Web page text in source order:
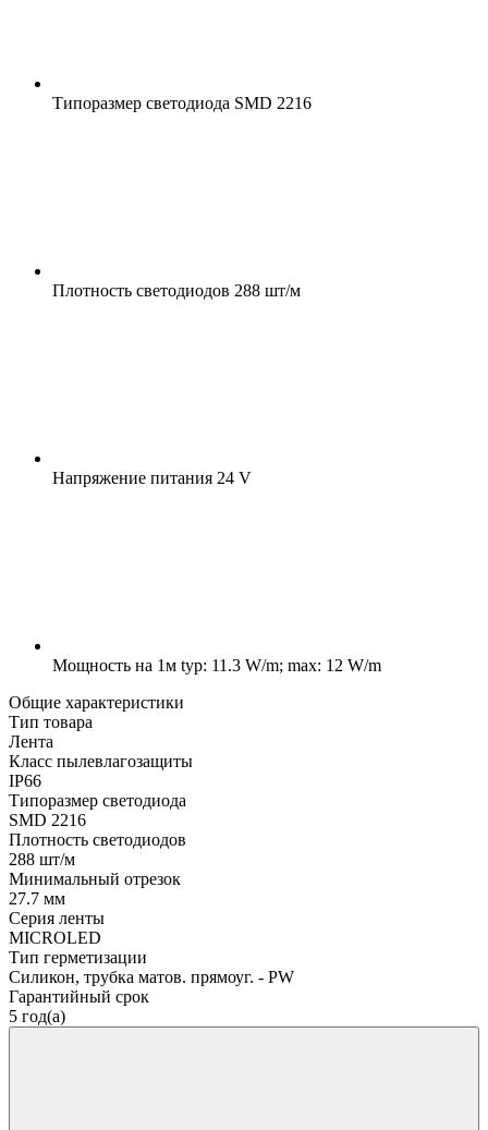
Типоразмер светодиода SMD 2216
Плотность светодиодов 288 шт/м
Напряжение питания 24 V
Мощность на 1м typ: 11.3 W/m; max: 12 W/m
Общие характеристики
Тип товара
Лента
Класс пылевлагозащиты
IP66
Типоразмер светодиода
SMD 2216
Плотность светодиодов
288 шт/м
Минимальный отрезок
27.7 мм
Серия ленты
MICROLED
Тип герметизации
Силикон, трубка матов. прямоуг. - PW
Гарантийный срок
5 год(а)